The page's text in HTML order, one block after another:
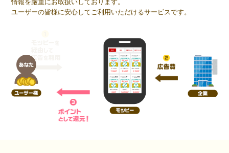
情報を厳重にお取扱いしております。
ユーザーの皆様に安心してご利用いただけるサービスです。